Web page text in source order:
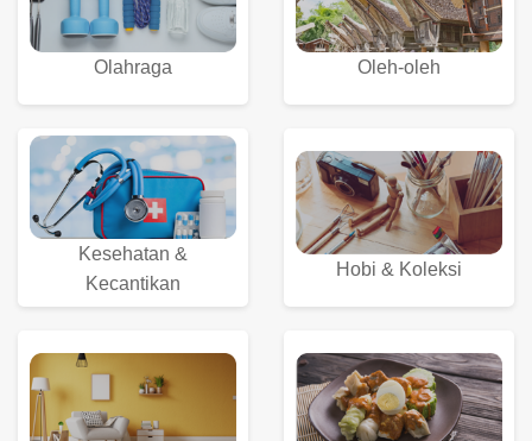
Olahraga Oleh-oleh
Kesehatan &
Kecantikan
Hobi & Koleksi